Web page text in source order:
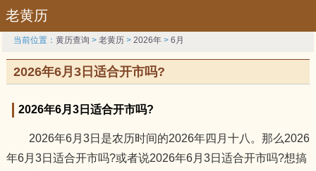
老黄历
当前位置：黄历查询 >老黄历 >2026年 >6月
2026年6月3日适合开市吗?
2026年6月3日适合开市吗?
2026年6月3日是农历时间的2026年四月十八。那么2026
年6月3日适合开市吗?或者说2026年6月3日适合开市吗?想搞